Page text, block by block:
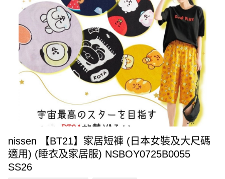
nissen 【BT21】家居短褲 (日本女裝及大尺碼
適用) (睡衣及家居服) NSBOY0725B0055
SS26